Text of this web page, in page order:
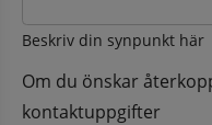
Beskriv din synpunkt här
Om du önskar
kontaktuppgifter